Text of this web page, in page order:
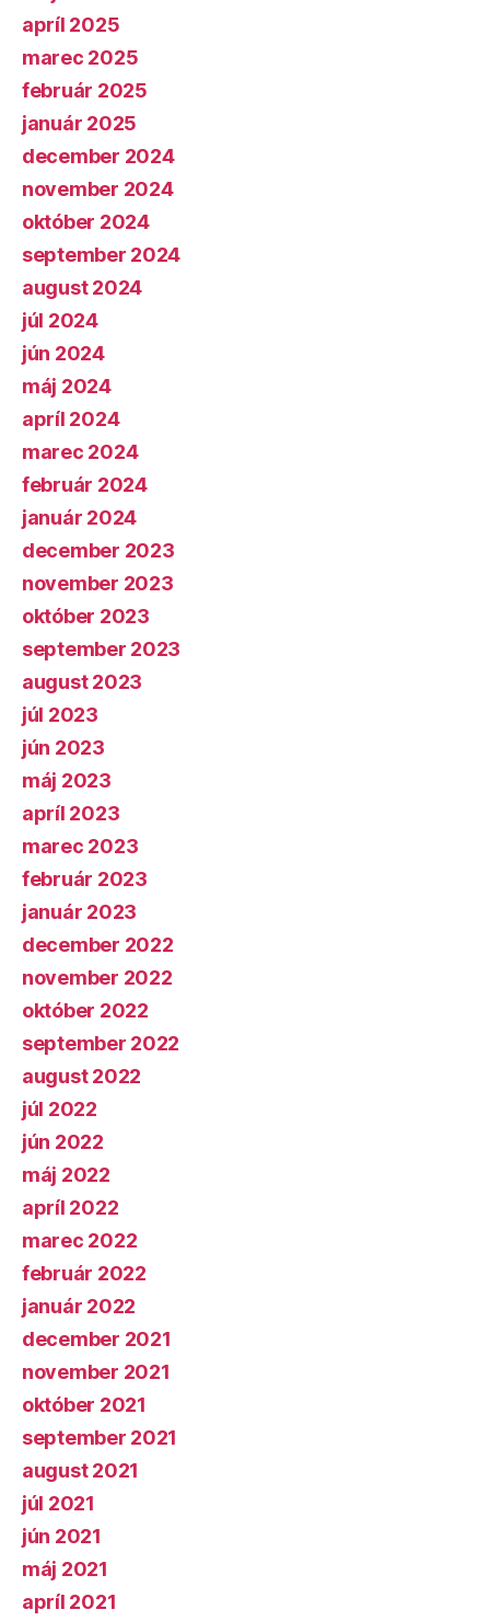
apríl 2025
marec 2025
február 2025
január 2025
december 2024
november 2024
október 2024
september 2024
august 2024
júl 2024
jún 2024
máj 2024
apríl 2024
marec 2024
február 2024
január 2024
december 2023
november 2023
október 2023
september 2023
august 2023
júl 2023
jún 2023
máj 2023
apríl 2023
marec 2023
február 2023
január 2023
december 2022
november 2022
október 2022
september 2022
august 2022
júl 2022
jún 2022
máj 2022
apríl 2022
marec 2022
február 2022
január 2022
december 2021
november 2021
október 2021
september 2021
august 2021
júl 2021
jún 2021
máj 2021
apríl 2021